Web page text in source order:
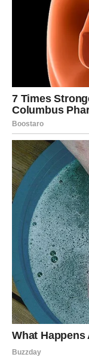
Mnogi planovi
Imaćete osjećaj
Zašto ste
sreću?
Zvijezde imaju
Zato što niste
Zato što ste
razočaravali.
Zato što ste
bilo mnogo
Sudbina cijeni
su to osobine koje